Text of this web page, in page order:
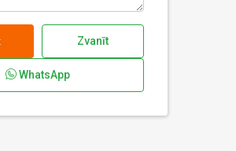
Zvanīt
WhatsApp